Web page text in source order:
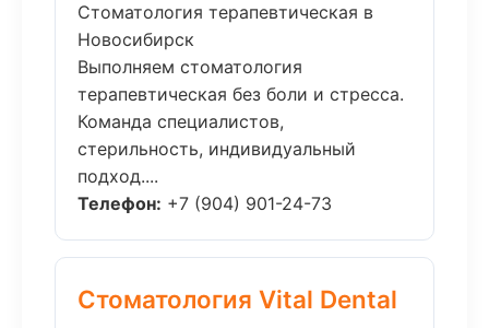
Стоматология терапевтическая в
Новосибирск
Выполняем стоматология
терапевтическая без боли и стресса.
Команда специалистов,
стерильность, индивидуальный
подход....
Телефон: +7 (904) 901-24-73
Стоматология Vital Dental